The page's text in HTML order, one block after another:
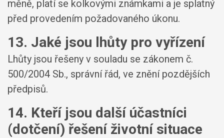
měně, platí se kolkovými známkami a je splatný
před provedením požadovaného úkonu.
13. Jaké jsou lhůty pro vyřízení
Lhůty jsou řešeny v souladu se zákonem č.
500/2004 Sb., správní řád, ve znění pozdějších
předpisů.
14. Kteří jsou další účastníci
(dotčení) řešení životní situace